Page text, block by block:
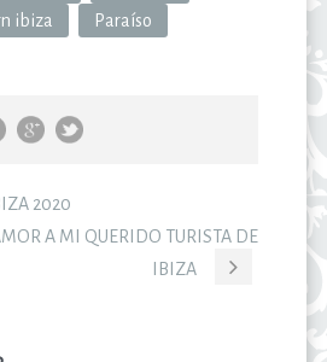
ibiza
Paraíso
2020
A MI QUERIDO TURISTA DE
IBIZA